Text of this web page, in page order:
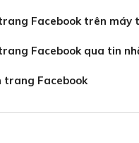
Facebook trên máy
Facebook qua tin
trang Facebook